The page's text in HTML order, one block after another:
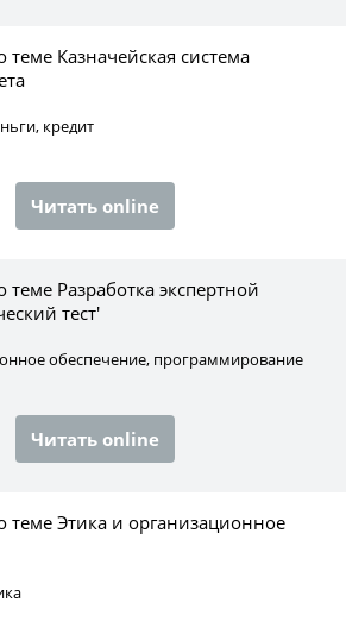
теме Казначейская система
кредит
Читать online
теме Разработка экспертной
тест'
обеспечение, программирование
Читать online
теме Этика и организационное